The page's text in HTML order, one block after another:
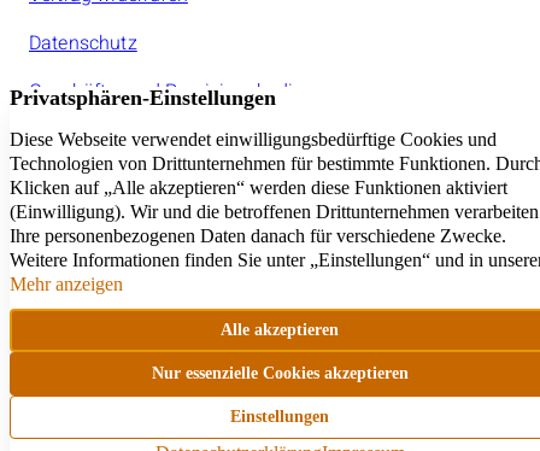
Datenschutz
Geschäfts- und Provisionsbedinungen
Jeder amarc21Franchisepartner ist ein rechtlich
selbstständiger Unternehmer.